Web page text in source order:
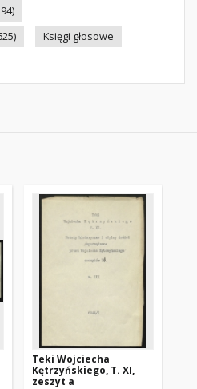
Księgi głosowe
Teki Wojciecha
Kętrzyńskiego, T. XI,
zeszyt a